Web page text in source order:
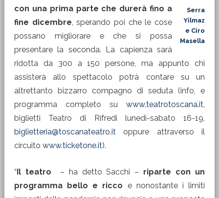
Serra
Yilmaz
e Ciro
Masella
con una prima parte che durerà fino a
fine dicembre, sperando poi che le cose
possano migliorare e che si possa
presentare la seconda. La capienza sarà
ridotta da 300 a 150 persone, ma appunto chi
assisterà allo spettacolo potrà contare su un
altrettanto bizzarro compagno di seduta (info, e
programma completo suwww.teatrotoscana.it,
biglietti Teatro di Rifredi lunedì-sabato 16-19,
biglietteria@toscanateatro.itoppure attraverso il
circuito www.ticketone.it).
“Il teatro – ha detto Sacchi – riparte con un
programma bello e ricco e nonostante i limiti